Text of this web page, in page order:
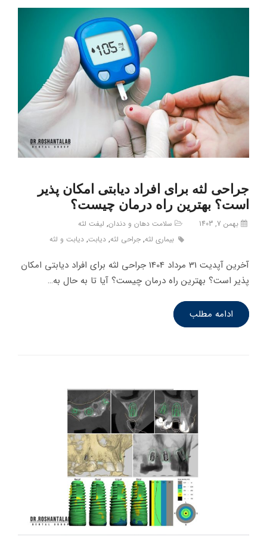
جراحی لثه برای افراد دیابتی امکان پذیر
است؟ بهترین راه درمان چیست؟
بهمن 7, 1403 سلامت دهان و دندان, لیفت لثه
بیماری لثه, جراحی لثه, دیابت, دیابت و لثه
آخرین آپدیت 31 مرداد 1404 جراحی لثه برای افراد دیابتی امکان
پذیر است؟ بهترین راه درمان چیست؟ آیا تا به حال به…
ادامه مطلب